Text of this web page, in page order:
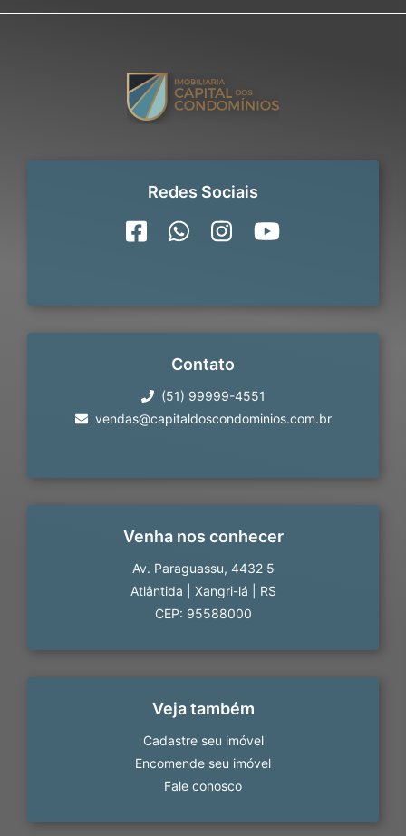
Redes Sociais
Contato
(51) 99999-4551
vendas@capitaldoscondominios.com.br
Venha nos conhecer
Av. Paraguassu, 4432 5
Atlântida
Xangri-lá
RS
CEP: 95588000
Veja também
Cadastre seu imóvel
Encomende seu imóvel
Fale conosco